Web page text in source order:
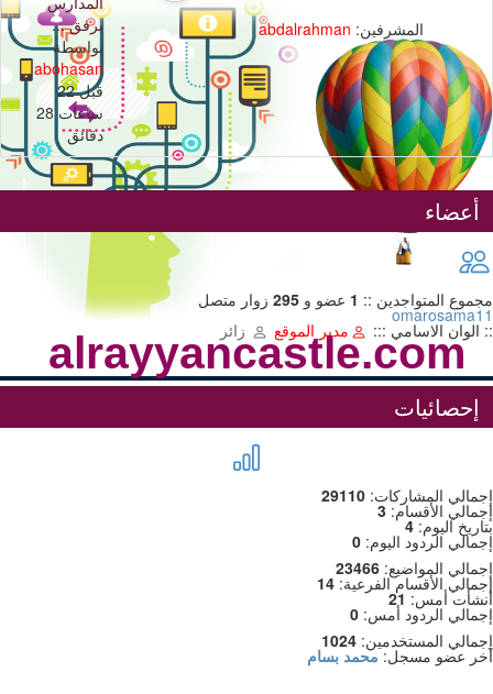
alrayyancastle.com
شارك خبراتك
المشرفين: abdalrahman
برفق ...
بواسطة
abohasan
قبل 22
ساعات 28
دقائق
أعضاء
مجموع المتواجدين :: 1 عضو و زوار متصل
omarosama11
:: الوان الاسامي ::: مدير الموقع زائر
إحصائيات
إجمالي المشاركات: 29110
إجمالي الأقسام: 3
بتاريخ اليوم: 4
إجمالي الردود اليوم: 0
إجمالي المواضيع: 23466
إجمالي الأقسام الفرعية: 14
أنشأت أمس: 21
إجمالي الردود أمس: 0
إجمالي المستخدمين: 1024
آخر عضو مسجل:محمد بسام